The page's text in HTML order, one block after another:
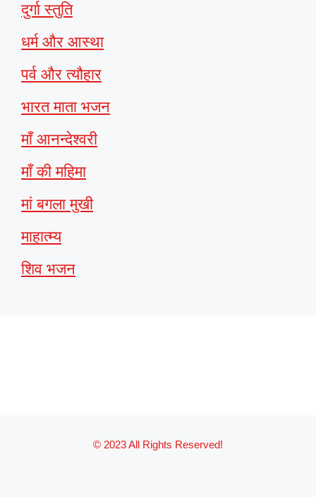
दुर्गा स्तुति
धर्म और आस्था
पर्व और त्यौहार
भारत माता भजन
माँ आनन्देश्वरी
माँ की महिमा
मां बगला मुखी
माहात्म्य
शिव भजन
© 2023 All Rights Reserved!